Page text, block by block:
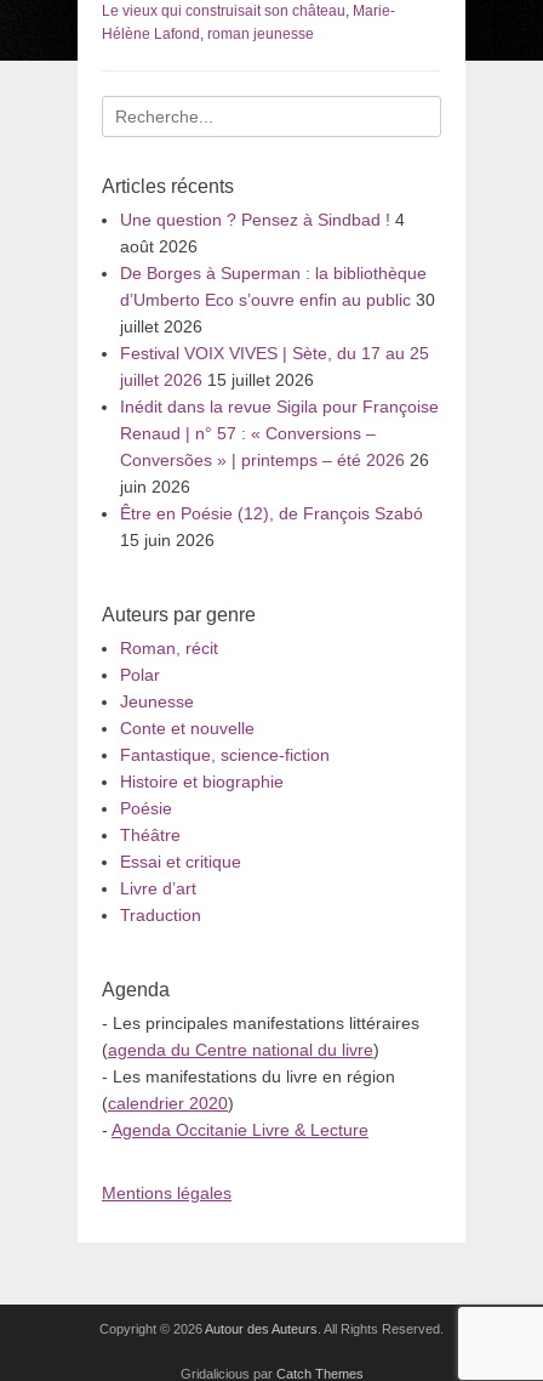
Le vieux qui construisait son château Marie-
Hélène Lafond roman jeunesse
Recherche
pour
Articles récents
Une question ? Pensez à Sindbad ! 4
août 2026
De Borges à Superman : la bibliothèque
d’Umberto Eco s’ouvre enfin au public 30
juillet 2026
Festival VOIX VIVES | Sète, du 17 au 25
juillet 2026 15 juillet 2026
Inédit dans la revue Sigila pour Françoise
Renaud | n° 57 : « Conversions –
Conversões » | printemps – été 2026 26
juin 2026
Être en Poésie (12), de François Szabó
15 juin 2026
Auteurs par genre
Roman, récit
Polar
Jeunesse
Conte et nouvelle
Fantastique, science-fiction
Histoire et biographie
Poésie
Théâtre
Essai et critique
Livre d’art
Traduction
Agenda
- Les principales manifestations littéraires
(agenda du Centre national du livre)
- Les manifestations du livre en région
(calendrier 2020)
- Agenda Occitanie Livre & Lecture
Mentions légales
Copyright © 2026Autour des Auteurs . All Rights Reserved.
Gridalicious par Catch Themes